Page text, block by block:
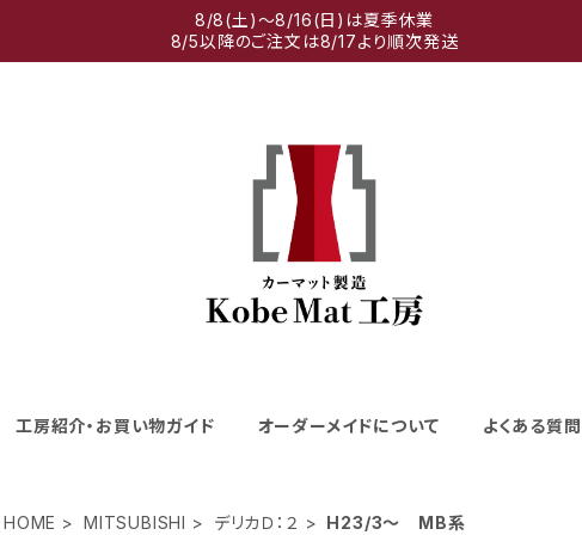
8/8(土)～8/16(日)は夏季休業
8/5以降のご注文は8/17より順次発送
工房紹介・お買い物ガイド オーダーメイドについて よくある質問
HOME MITSUBISHI デリカＤ：２ H23/3～ MB系